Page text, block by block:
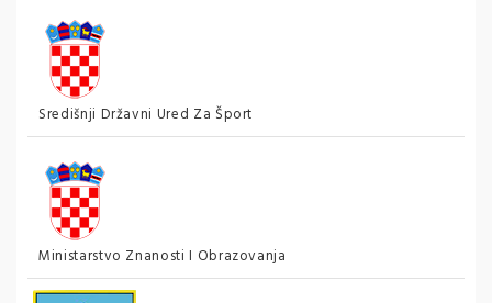
Središnji Državni Ured Za Šport
Ministarstvo Znanosti I Obrazovanja